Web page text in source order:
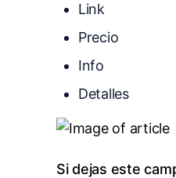
Link
Precio
Info
Detalles
Si dejas este